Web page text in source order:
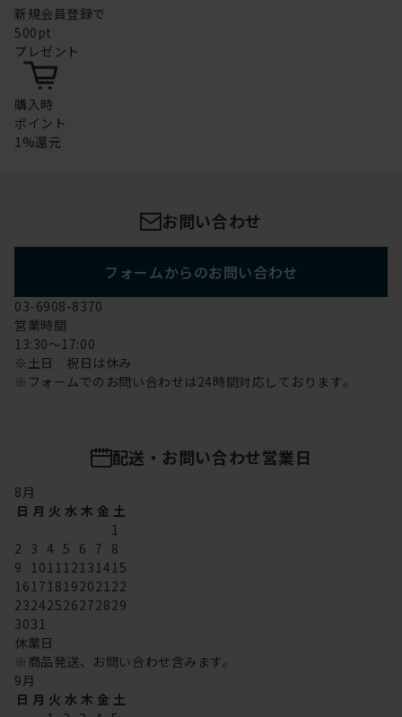
新規会員登録で
500pt
プレゼント
購入時
ポイント
1%還元
お問い合わせ
フォームからのお問い合わせ
03-6908-8370
営業時間
13:30～17:00
※土日 祝日は休み
※フォームでのお問い合わせは24時間対応しております。
配送・お問い合わせ営業日
8月
日 月 火 水 木 金 土
1
2 3 4 5 6 7 8
9 101112131415
16171819202122
23242526272829
3031
休業日
※商品発送、お問い合わせ含みます。
9月
日 月 火 水 木 金 土